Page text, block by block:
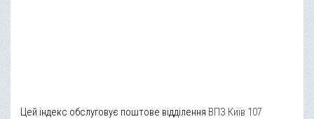
Цей індекс обслуговує поштове відділення ВПЗ Київ 107